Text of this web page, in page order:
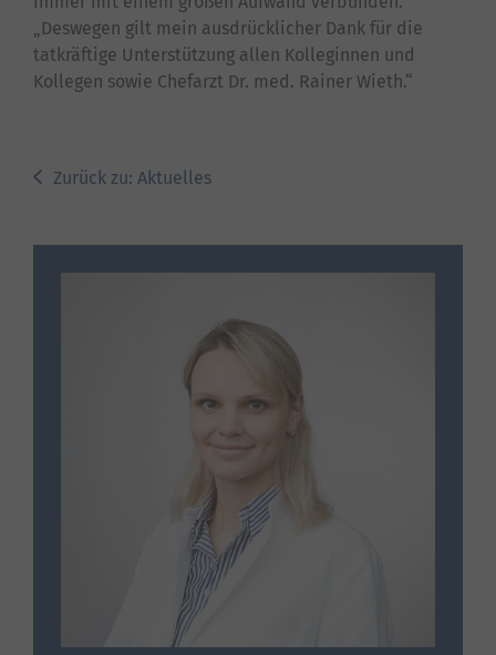
„Deswegen gilt mein ausdrücklicher Dank für die
tatkräftige Unterstützung allen Kolleginnen und
Kollegen sowie Chefarzt Dr. med. Rainer Wieth.“
Zurück zu: Aktuelles